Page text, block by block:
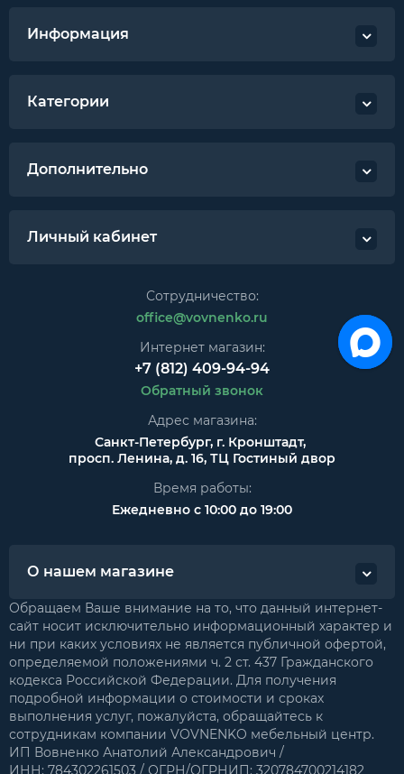
Информация
Категории
Дополнительно
Личный кабинет
Сотрудничество:
office@vovnenko.ru
Интернет магазин:
+7 (812) 409-94-94
Обратный звонок
Адрес магазина:
Санкт-Петербург, г. Кронштадт,
просп. Ленина, д. 16, ТЦ Гостиный двор
Время работы:
Ежедневно с 10:00 до 19:00
О нашем магазине
Обращаем Ваше внимание на то, что данный интернет-
сайт носит исключительно информационный характер и
ни при каких условиях не является публичной офертой,
определяемой положениями ч. 2 ст. 437 Гражданского
кодекса Российской Федерации. Для получения
подробной информации о стоимости и сроках
выполнения услуг, пожалуйста, обращайтесь к
сотрудникам компании VOVNENKO мебельный центр.
ИП Вовненко Анатолий Александрович /
ИНН: 784302261503 / ОГРН/ОГРНИП: 320784700214182